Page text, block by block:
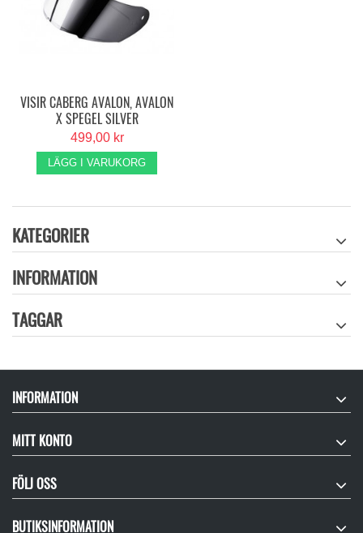
VISIR CABERG AVALON, AVALON
X SPEGEL SILVER
499,00 kr
LÄGG I VARUKORG
KATEGORIER
INFORMATION
TAGGAR
INFORMATION
MITT KONTO
FÖLJ OSS
BUTIKSINFORMATION